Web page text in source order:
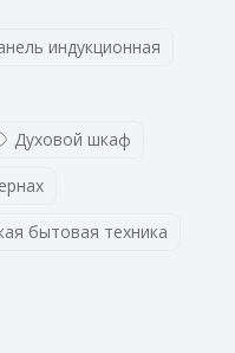
индукционная
Духовой шкаф
бытовая техника